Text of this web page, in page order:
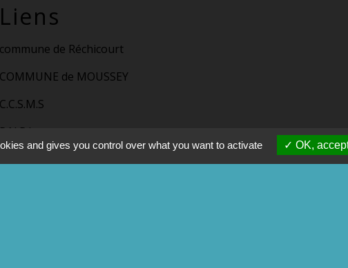
Liens
commune de Réchicourt
COMMUNE de MOUSSEY
C.C.S.M.S
P.N.R.L
and gives you control over what you want to activate OK, accept